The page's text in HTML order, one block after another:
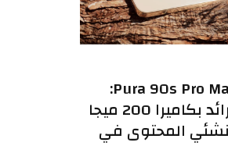
هواوي Pura 90s Pro Max:
الهاتف الرائد بكاميرا 200 ميجا
المحتوى في